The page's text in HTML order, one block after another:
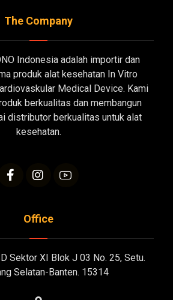
The Company
Indonesia adalah importir dan
produk alat kesehatan In Vitro
Medical Device. Kami
berkualitas dan membangun
distributor berkualitas untuk alat
kesehatan.
Office
Sektor XI Blok J 03 No. 25, Setu.
Selatan-Banten. 15314